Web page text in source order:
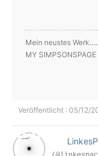
Mein neustes
MY SIMPSONSPAGE
Veröffentlicht : 05/12/